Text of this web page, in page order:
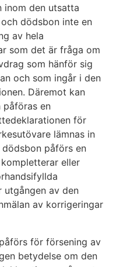
inom den utsatta
dödsbon inte en
av hela
som det är fråga om
som hänför sig
och som ingår i den
Däremot kan
påföras en
för
lämnas in
påförs en
eller
av den
av korrigeringar
för försening av
betydelse om den